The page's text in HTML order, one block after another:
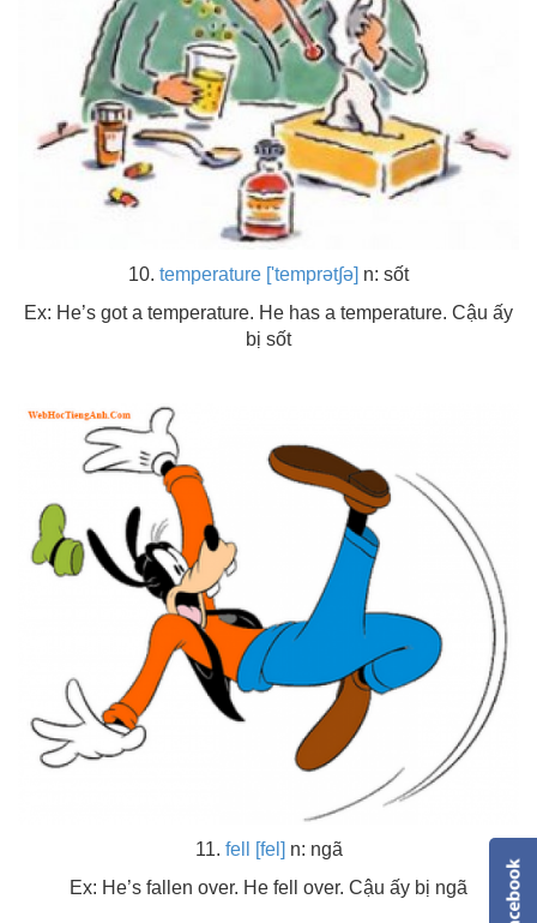
10. temperature ['temprət∫ə] n: sốt
Ex: He’s got a temperature. He has a temperature. Cậu ấy
bị sốt
11. fell [fel] n: ngã
Ex: He’s fallen over. He fell over. Cậu ấy bị ngã